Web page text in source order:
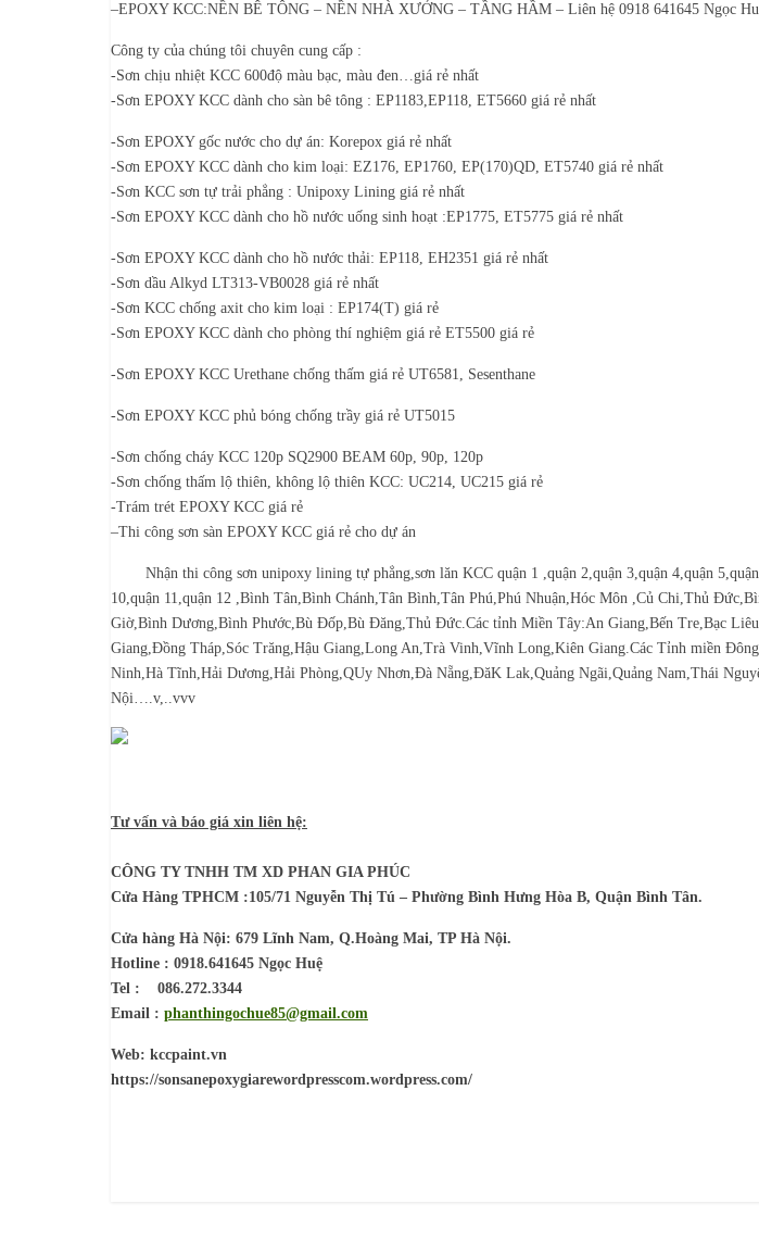
–EPOXY KCC:NỀN BÊ TÔNG – NỀN NHÀ XƯỞNG – TẦNG HẦM – Liên hệ 0918 641645 Ngọc Hu
Công ty của chúng tôi chuyên cung cấp :
-Sơn chịu nhiệt KCC 600độ màu bạc, màu đen…giá rẻ nhất
-Sơn EPOXY KCC dành cho sàn bê tông : EP1183,EP118, ET5660 giá rẻ nhất
-Sơn EPOXY gốc nước cho dự án: Korepox giá rẻ nhất
-Sơn EPOXY KCC dành cho kim loại: EZ176, EP1760, EP(170)QD, ET5740 giá rẻ nhất
-Sơn KCC sơn tự trải phẳng : Unipoxy Lining giá rẻ nhất
-Sơn EPOXY KCC dành cho hồ nước uống sinh hoạt :EP1775, ET5775 giá rẻ nhất
-Sơn EPOXY KCC dành cho hồ nước thải: EP118, EH2351 giá rẻ nhất
-Sơn dầu Alkyd LT313-VB0028 giá rẻ nhất
-Sơn KCC chống axit cho kim loại : EP174(T) giá rẻ
-Sơn EPOXY KCC dành cho phòng thí nghiệm giá rẻ ET5500 giá rẻ
-Sơn EPOXY KCC Urethane chống thấm giá rẻ UT6581, Sesenthane
-Sơn EPOXY KCC phủ bóng chống trầy giá rẻ UT5015
-Sơn chống cháy KCC 120p SQ2900 BEAM 60p, 90p, 120p
-Sơn chống thấm lộ thiên, không lộ thiên KCC: UC214, UC215 giá rẻ
-Trám trét EPOXY KCC giá rẻ
–Thi công sơn sàn EPOXY KCC giá rẻ cho dự án
Nhận thi công sơn unipoxy lining tự phẳng,sơn lăn KCC quận 1 ,quận 2,quận 3,quận 4,quận 5,quậ
10,quận 11,quận 12 ,Bình Tân,Bình Chánh,Tân Bình,Tân Phú,Phú Nhuận,Hóc Môn ,Củ Chi,Thủ Đứ
Giờ,Bình Dương,Bình Phước,Bù Đốp,Bù Đăng,Thủ Đức.Các tỉnh Miền Tây:An Giang,Bến Tre,Bạc
Giang,Đồng Tháp,Sóc Trăng,Hậu Giang,Long An,Trà Vinh,Vĩnh Long,Kiên Giang.Các Tỉnh miền
Ninh,Hà Tĩnh,Hải Dương,Hải Phòng,QUy Nhơn,Đà Nẵng,ĐăK Lak,Quảng Ngãi,Quảng Nam,Thái
Nội….v,..vvv
Tư vấn và báo giá xin liên hệ:
CÔNG TY TNHH TM XD PHAN GIA PHÚC
Cửa Hàng TPHCM :105/71 Nguyễn Thị Tú – Phường Bình Hưng Hòa B, Quận Bình Tân.
Cửa hàng Hà Nội: 679 Lĩnh Nam, Q.Hoàng Mai, TP Hà Nội.
Hotline : 0918.641645 Ngọc Huệ
Tel : 086.272.3344
Email : phanthingochue85@gmail.com
Web: kccpaint.vn
https://sonsanepoxygiarewordpresscom.wordpress.com/